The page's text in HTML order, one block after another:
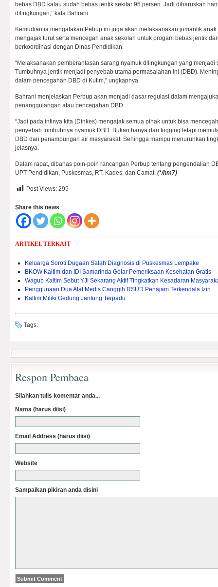
bebas DBD kalau sudah bebas jentik sekitar 95 persen. Jadi diharuskan
dilingkungan,” kata Bahrani.
Kemudian ia mengatakan Pebup ini juga akan melaksanakan jumantik
mengajak turut serta mencegah anak sekolah untuk progam bebas jentik
berkoordinasi dengan Dinas Pendidikan.
“Melaksanakan pemberantasan sarang nyamuk dilingkungan yang menjadi
Tumbuhnya jentik menjadi penyebab utama permasalahan ini (DBD).
dalam pencegahan DBD di Kutim,” ungkapnya.
Bahrani menjelaskan Perbup akan menjadi dasar regulasi dalam
penanggulangan atau pencegahan DBD. .
“Jadi pada intinya kita (Dinkes) mengajak semua pihak untuk bisa
penyebab tumbuhnya nyamuk DBD. Bukan hanya dari fogging tetapi
DBD dari penampungan air masyarakat. Sehingga mampu menurunkan
jelasnya.
Dalam rapat, dibahas poin-poin rancangan Perbup tentang pengendalian
UPT Pendidikan, Puskesmas, RT, Kades, dan Camat. (*/hm7)
Post Views: 295
Share this news
ARTIKEL TERKAIT
Keluarga Soroti Dugaan Salah Diagnosis di Puskesmas Lempake
BKOW Kaltim dan IDI Samarinda Gelar Pemeriksaan Kesehatan Gratis
Wagub Kaltim Sebut YJI Sekarang Aktif Tingkatkan Kesadaran
Penggunaan Dua Alat Medis Canggih RSUD Penajam Terkendala Izin
Kaltim Miliki Gedung Jantung Terpadu
Tags:
Respon Pembaca
Silahkan tulis komentar anda...
Nama (harus diisi)
Email Address (harus diisi)
Website
Sampaikan pikiran anda disini